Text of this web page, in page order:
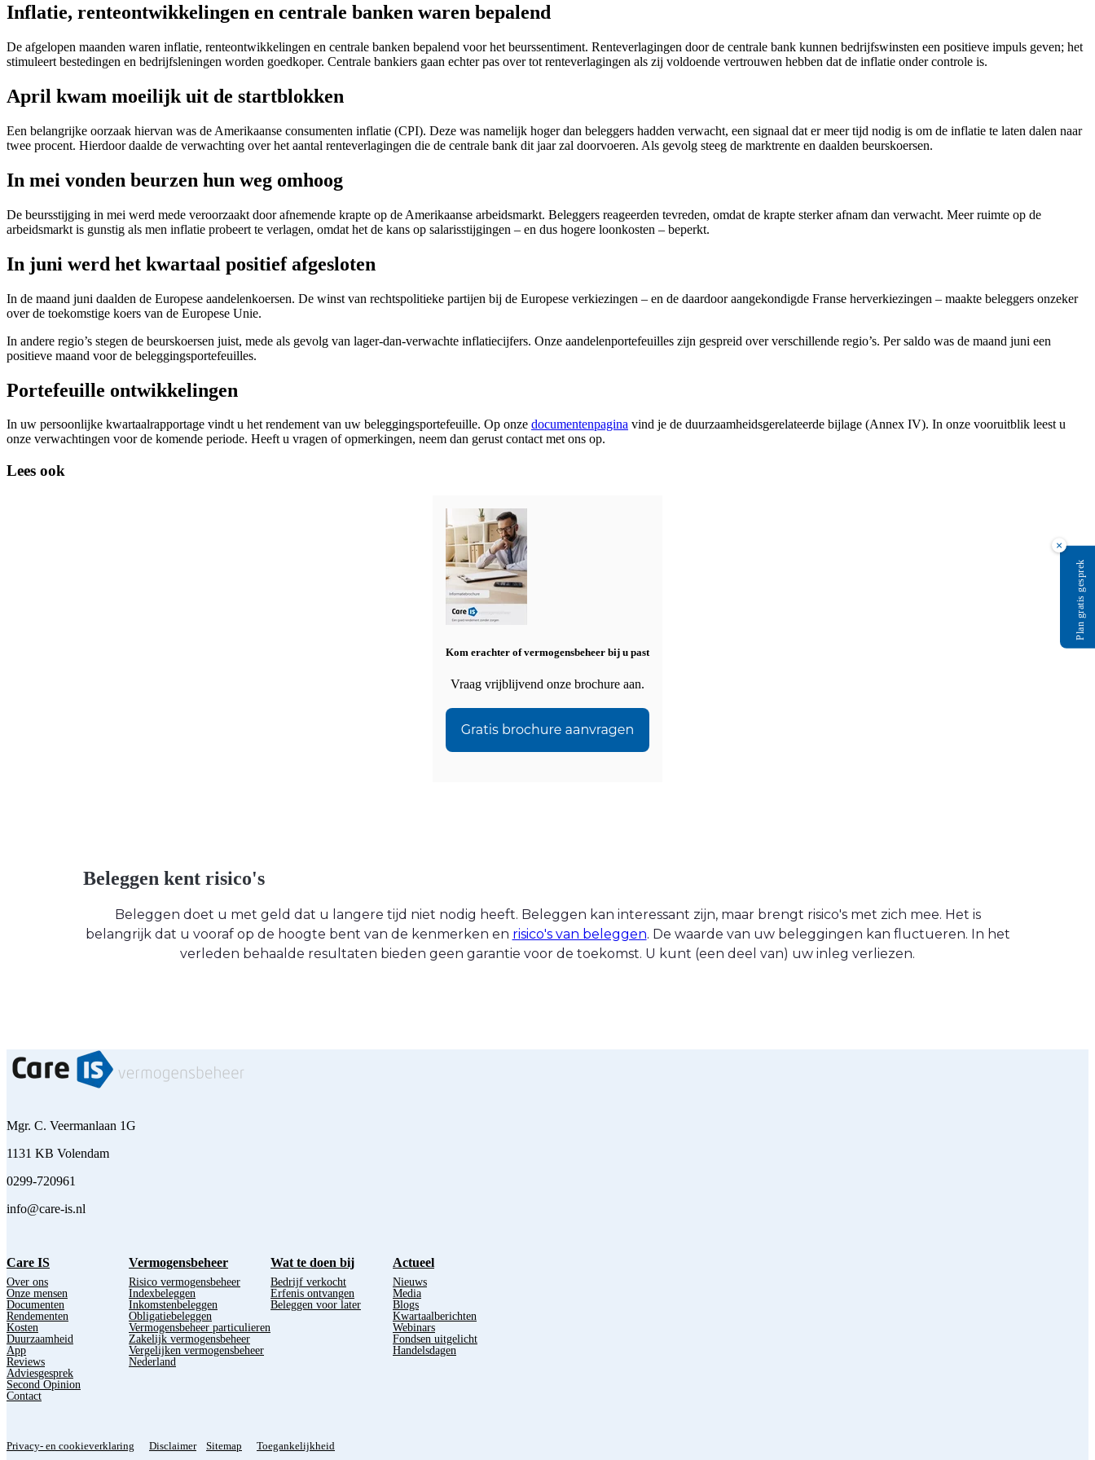
screen
to
help
navigate
and
with
the
Inflatie, renteontwikkelingen en centrale banken waren bepalend
De afgelopen maanden waren inflatie, renteontwikkelingen en centrale banken bepalend voor het beurssentiment. Renteverlagingen door de centrale bank kunnen bedrijfswinsten een positieve impuls geven; het
stimuleert bestedingen en bedrijfsleningen worden goedkoper. Centrale bankiers gaan echter pas over tot renteverlagingen als zij voldoende vertrouwen hebben dat de inflatie onder controle is.
April kwam moeilijk uit de startblokken
Een belangrijke oorzaak hiervan was de Amerikaanse consumenten inflatie (CPI). Deze was namelijk hoger dan beleggers hadden verwacht, een signaal dat er meer tijd nodig is om de inflatie te laten dalen naar
twee procent. Hierdoor daalde de verwachting over het aantal renteverlagingen die de centrale bank dit jaar zal doorvoeren. Als gevolg steeg de marktrente en daalden beurskoersen.
In mei vonden beurzen hun weg omhoog
De beursstijging in mei werd mede veroorzaakt door afnemende krapte op de Amerikaanse arbeidsmarkt. Beleggers reageerden tevreden, omdat de krapte sterker afnam dan verwacht. Meer ruimte op de
arbeidsmarkt is gunstig als men inflatie probeert te verlagen, omdat het de kans op salarisstijgingen – en dus hogere loonkosten – beperkt.
In juni werd het kwartaal positief afgesloten
In de maand juni daalden de Europese aandelenkoersen. De winst van rechtspolitieke partijen bij de Europese verkiezingen – en de daardoor aangekondigde Franse herverkiezingen – maakte beleggers onzeker
over de toekomstige koers van de Europese Unie.
In andere regio’s stegen de beurskoersen juist, mede als gevolg van lager-dan-verwachte inflatiecijfers. Onze aandelenportefeuilles zijn gespreid over verschillende regio’s. Per saldo was de maand juni een
positieve maand voor de beleggingsportefeuilles.
Portefeuille ontwikkelingen
In uw persoonlijke kwartaalrapportage vindt u het rendement van uw beleggingsportefeuille. Op onze documentenpagina vind je de duurzaamheidsgerelateerde bijlage (Annex IV). In onze vooruitblik leest u
onze verwachtingen voor de komende periode. Heeft u vragen of opmerkingen, neem dan gerust contact met ons op.
Lees ook
Kom erachter of vermogensbeheer bij u past
Vraag vrijblijvend onze brochure aan.
Beleggen kent risico's
Beleggen doet u met geld dat u langere tijd niet nodig heeft. Beleggen kan interessant zijn, maar brengt risico's met zich mee. Het is
belangrijk dat u vooraf op de hoogte bent van de kenmerken en risico's van beleggen. De waarde van uw beleggingen kan fluctueren. In het
verleden behaalde resultaten bieden geen garantie voor de toekomst. U kunt (een deel van) uw inleg verliezen.
Mgr. C. Veermanlaan 1G
1131 KB Volendam
0299-720961
info@care-is.nl
Care IS
Over ons
Onze mensen
Documenten
Rendementen
Kosten
Duurzaamheid
App
Reviews
Adviesgesprek
Second Opinion
Contact
Vermogensbeheer
Risico vermogensbeheer
Indexbeleggen
Inkomstenbeleggen
Obligatiebeleggen
Vermogensbeheer particulieren
Zakelijk vermogensbeheer
Vergelijken vermogensbeheer
Nederland
Wat te doen bij
Bedrijf verkocht
Erfenis ontvangen
Beleggen voor later
Actueel
Nieuws
Media
Blogs
Kwartaalberichten
Webinars
Fondsen uitgelicht
Handelsdagen
Privacy- en cookieverklaring Disclaimer Sitemap Toegankelijkheid
×
Plan gratis gesprek